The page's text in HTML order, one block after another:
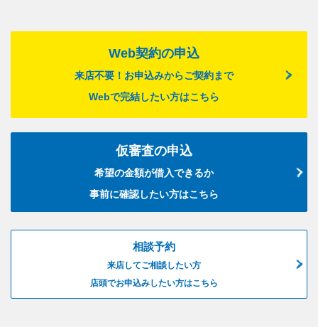
Web契約の申込
来店不要！お申込みからご契約まで
Webで完結したい方はこちら
仮審査の申込
希望の金額が借入できるか
事前に確認したい方はこちら
相談予約
来店してご相談したい方
店頭でお申込みしたい方はこちら